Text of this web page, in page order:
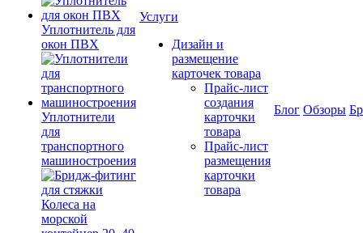
Уплотнитель для
окон ПВХ
Уплотнители
для
транспортного
машиностроения
Услуги
Дизайн и
размещение
карточек товара
Прайс-лист
создания
карточки
товара
Прайс-лист
размещения
карточки
товара
Блог Обзоры